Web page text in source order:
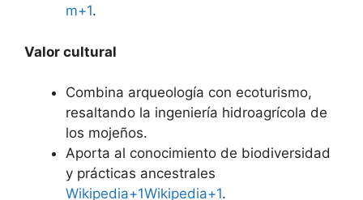
m+1.
Valor cultural
Combina arqueología con ecoturismo,
resaltando la ingeniería hidroagrícola de
los mojeños.
Aporta al conocimiento de biodiversidad
y prácticas ancestrales
Wikipedia+1Wikipedia+1.